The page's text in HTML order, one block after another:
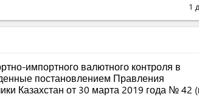
1
импортного валютного контроля в
постановлением Правления
Казахстан от 30 марта 2019 года № 42